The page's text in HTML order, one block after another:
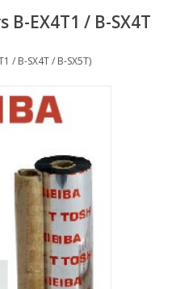
B-EX4T1 / B-SX4T
/ B-SX4T / B-SX5T)